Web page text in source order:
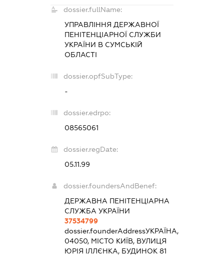
dossier.fullName:
УПРАВЛІННЯ ДЕРЖАВНОЇ
ПЕНІТЕНЦІАРНОЇ СЛУЖБИ
УКРАЇНИ В СУМСЬКІЙ
ОБЛАСТІ
dossier.opfSubType:
-
dossier.edrpo:
08565061
dossier.regDate:
05.11.99
dossier.foundersAndBenef:
ДЕРЖАВНА ПЕНІТЕНЦІАРНА
СЛУЖБА УКРАЇНИ
37534799
dossier.founderAddressУКРАЇНА,
04050, МІСТО КИЇВ, ВУЛИЦЯ
ЮРІЯ ІЛЛЄНКА, БУДИНОК 81